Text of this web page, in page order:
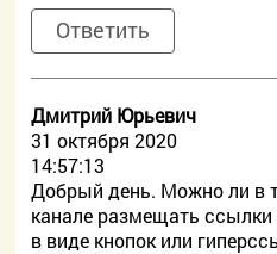
Ответить
Дмитрий Юрьевич
31 октября 2020
14:57:13
Добрый день. Можно ли в
канале размещать
в виде кнопок или